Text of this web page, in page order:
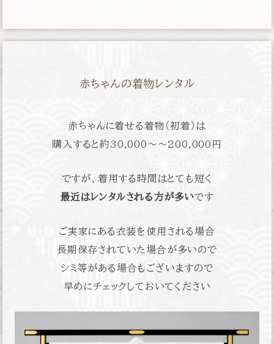
赤ちゃんの着物レンタル
赤ちゃんに着せる着物（初着）は
購入すると約30,000〜〜200,000円
ですが、着用する時間はとても短く
最近はレンタルされる方が多いです
ご実家にある衣装を使用される場合
長期保存されていた場合が多いので
シミ等がある場合もございますので
早めにチェックしておいてください